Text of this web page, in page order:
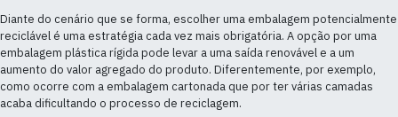
Diante do cenário que se forma, escolher uma embalagem potencialmente
reciclável é uma estratégia cada vez mais obrigatória. A opção por uma
embalagem plástica rígida pode levar a uma saída renovável e a um
aumento do valor agregado do produto. Diferentemente, por exemplo,
como ocorre com a embalagem cartonada que por ter várias camadas
acaba dificultando o processo de reciclagem.